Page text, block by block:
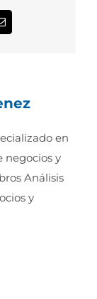
en
negocios y
Análisis
y